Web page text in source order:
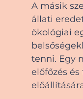
A másik
állati
ökológiai
tenni. Egy
előfőzés